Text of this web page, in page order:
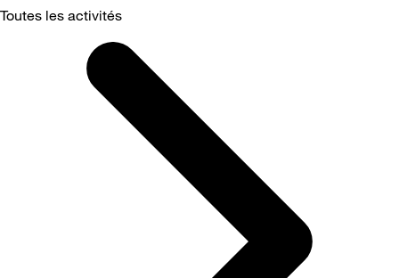
Toutes les activités